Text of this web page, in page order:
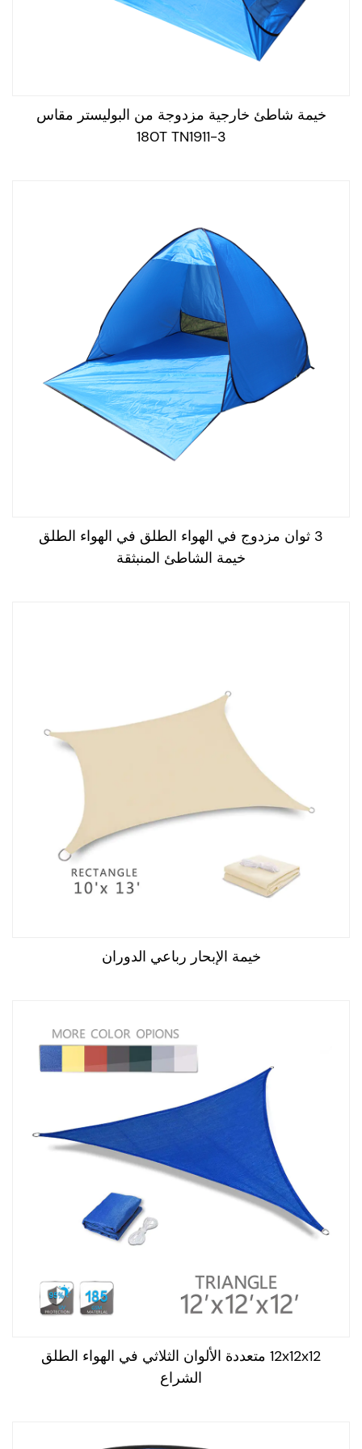
الرياح. عادةً ما يكون نسيج خيمة الشاطئ مصنوعًا من مواد
خفيفة الوزن وذات تنفس توفر الظل ويحمي من أشعة الأشعة
قم بتنظيفه بعد كل استخدام: قم بإزالة الرمل والحطام ، واترك
حمايته من أشعة الأشعة فوق البنفسجية: يمكن أن يضر أشعة
الشمس بالنسيج ويتلاشى الألوان. إذا كنت لا تستخدم خيمتك ،
فاحرص عليها مغطاة أو تخزينها في مكان بارد وجاف.
إصلاح أي أضرار على الفور: يمكن أن يمنع خياطة أو تصحيح
الثقوب والدموع الصغيرة المزيد من الضرر وتمديد عمر خيمتك.
تحقق من المخاطر والأعمدة: تأكد من أنها آمنة وفي حالة جيدة.
استبدل أي أجزاء مكسورة حسب الحاجة.
باتباع هذه الخطوات ، يمكنك الحفاظ على خيمة الشاطئ في حالة
جيدة لسنوات قادمة.
خيام الشاطئ هي ملاجئ محمولة توفر الظل والحماية من
هناك العديد من المعايير التي يجب أن تلتقي بها خيام الشاطئ
لضمان جودتها وسلامتها:
للأشعة فوق البنفسجية.
مقاومة المياه: يجب أن تكون خيام الشاطئ من مواد مقاومة
للماء ولديها عزل مائي كافي لحماية المستخدمين من الأمطار
الاستقرار: يجب أن تحتوي خيام الشاطئ على أعمدة ومخاطر
متينة لمنعها من الانهيار أو السقوط في ظروف عاصفة.
سهولة الإعداد: يجب أن تكون خيام الشاطئ سهلة الإعداد والإنزال
، دون الحاجة إلى الكثير من الوقت أو الجهد.
حماية الشمس: توفر خيام الشاطئ منطقة مظللة للأفراد
حماية الرياح: يمكن لخيام الشاطئ حماية المستخدمين من الرياح
والعناصر الأخرى أثناء وجودهم على الشاطئ.
الخصوصية: يمكن أن توفر خيام الشاطئ مساحة خاصة وحميمة
للأفراد لتغيير الملابس أو أخذ استراحة من الشمس.
الأنشطة الجماعية: يمكن استخدام خيام الشاطئ لإنشاء مساحة
تجمع مشتركة للعائلات أو الأصدقاء أو مجموعات أخرى على
الشاطئ.
بشكل عام ، تعد خيام الشاطئ حلاً مناسبًا وعمليًا لأولئك الذين
يستمتعون بقضاء الوقت في الهواء الطلق ويريدون حماية أنفسهم
خيمة شاطئ خارجية مزدوجة من البوليستر مقاس
180T TN1911-3
3 ثوان مزدوج في الهواء الطلق في الهواء الطلق
خيمة الشاطئ المنبثقة
خيمة الإبحار رباعي الدوران
12x12x12 متعددة الألوان الثلاثي في الهواء الطلق
الشراع